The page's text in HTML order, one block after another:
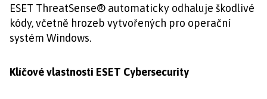
ESET ThreatSense® automaticky odhaluje škodlivé
kódy, včetně hrozeb vytvořených pro operační
systém Windows.
Klíčové vlastnosti ESET Cybersecurity